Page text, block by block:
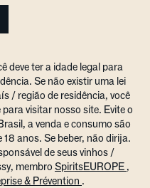
deve ter a idade legal para
Se não existir uma lei
/ região de residência, você
visitar nosso site. Evite o
a venda e consumo são
anos. Se beber, não dirija.
de seus vinhos /
membro SpiritsEUROPE ,
& Prévention .